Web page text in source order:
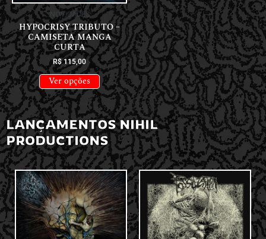
NOVIDADES
HYPOCRISY TRIBUTO –
CAMISETA MANGA
CURTA
R$115,00
Ver opções
LANÇAMENTOS NIHIL
PRODUCTIONS